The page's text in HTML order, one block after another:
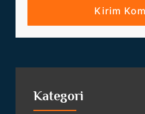
Kategori